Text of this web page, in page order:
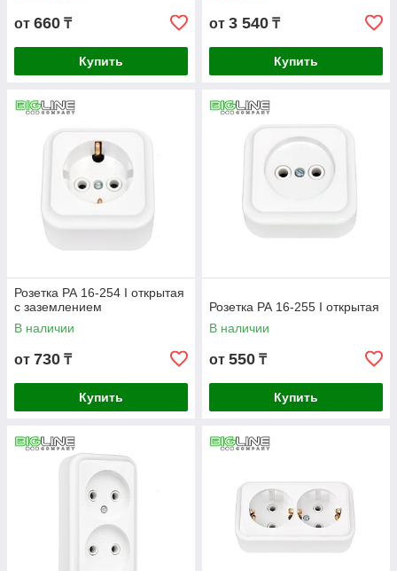
от 660 ₸
Купить
от 3 540 ₸
Купить
Розетка РА 16-254 I открытая
с заземлением
В наличии
от 730 ₸
Купить
Розетка РА 16-255 I открытая
В наличии
от 550 ₸
Купить